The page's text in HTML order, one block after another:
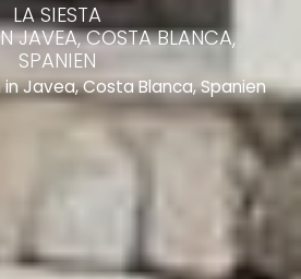
LA SIESTA
JAVEA, COSTA BLANCA,
SPANIEN
in Javea, Costa Blanca, Spanien